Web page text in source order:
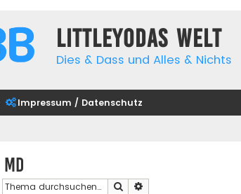
Littleyodas Welt
Dies & Dass und Alles & Nichts
Impressum / Datenschutz
Suche